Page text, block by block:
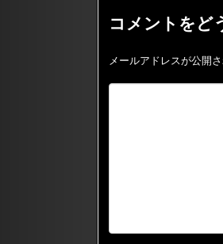
コメントをど
メールアドレスが公開